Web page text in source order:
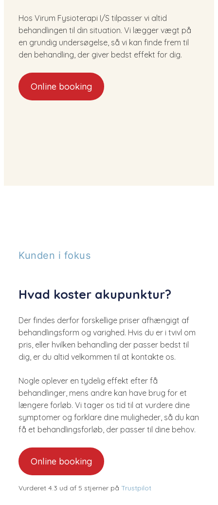
Hos Virum Fysioterapi I/S tilpasser vi altid
behandlingen til din situation. Vi lægger vægt på
en grundig undersøgelse, så vi kan finde frem til
den behandling, der giver bedst effekt for dig.
Online booking
Kunden i fokus
Hvad koster akupunktur?
Der findes derfor forskellige priser afhængigt af
behandlingsform og varighed. Hvis du er i tvivl om
pris, eller hvilken behandling der passer bedst til
dig, er du altid velkommen til at kontakte os.
Nogle oplever en tydelig effekt efter få
behandlinger, mens andre kan have brug for et
længere forløb. Vi tager os tid til at vurdere dine
symptomer og forklare dine muligheder, så du kan
få et behandlingsforløb, der passer til dine behov.
Online booking
Vurderet 4.3 ud af 5 stjerner på Trustpilot